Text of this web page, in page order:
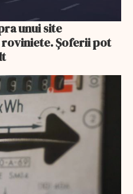
unui site
Șoferii pot